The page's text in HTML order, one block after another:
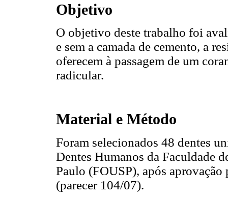
Objetivo
O objetivo deste trabalho foi
e sem a camada de cemento, a
oferecem à passagem de um
radicular.
Material e Método
Foram selecionados 48 dentes
Dentes Humanos da Faculdade
Paulo (FOUSP), após
(parecer 104/07).